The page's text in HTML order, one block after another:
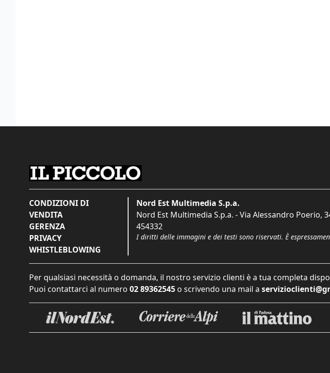
CONDIZIONI DI
VENDITA
GERENZA
PRIVACY
WHISTLEBLOWING
Nord Est Multimedia S.p.a.
Nord Est Multimedia S.p.a. - Via Alessandro Poerio,
454332
I diritti delle immagini e dei testi sono riservati. È
Per qualsiasi necessità o domanda, il nostro servizio clienti è a tua completa
Puoi contattarci al numero 02 89362545 o scrivendo una mail a